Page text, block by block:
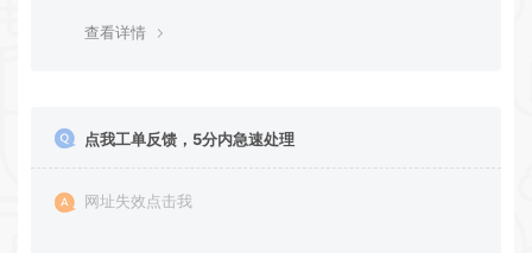
查看详情
点我工单反馈，5分内急速处理
网址失效点击我